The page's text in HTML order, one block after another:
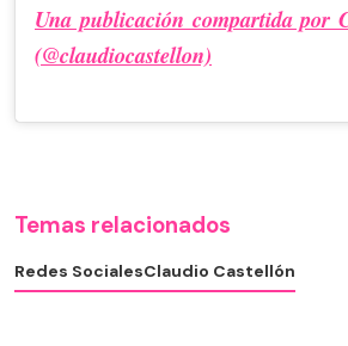
Una publicación compartida por
(@claudiocastellon)
Temas relacionados
Redes SocialesClaudio Castellón